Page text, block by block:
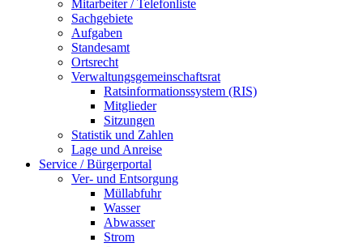
Mitarbeiter / Telefonliste
Sachgebiete
Aufgaben
Standesamt
Ortsrecht
Verwaltungsgemeinschaftsrat
Ratsinformationssystem (RIS)
Mitglieder
Sitzungen
Statistik und Zahlen
Lage und Anreise
Service / Bürgerportal
Ver- und Entsorgung
Müllabfuhr
Wasser
Abwasser
Strom